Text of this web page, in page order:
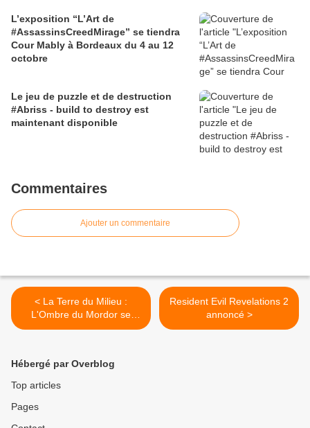
L’exposition “L’Art de
#AssassinsCreedMirage” se tiendra
Cour Mably à Bordeaux du 4 au 12
octobre
Le jeu de puzzle et de destruction
#Abriss - build to destroy est
maintenant disponible
Commentaires
Ajouter un commentaire
< La Terre du Milieu :
L'Ombre du Mordor se
dévoile en vidéo
Resident Evil Revelations 2
annoncé >
Hébergé par Overblog
Top articles
Pages